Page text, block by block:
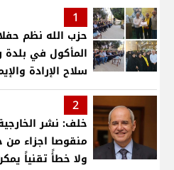
1
حزب الله نظم
المأكول في بلدة
سلاح الإرادة
العالم .. ونريد
2
خلف: نشر
منقوصا اجزاء من
ولا خطأً تقنياً